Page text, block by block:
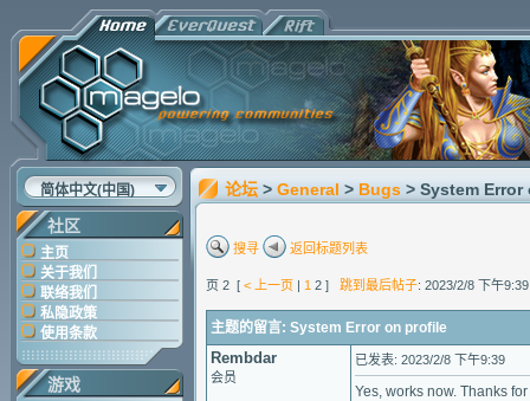
简体中文(中国)
社区
主页
关于我们
联络我们
私隐政策
使用条款
游戏
论坛 > General > Bugs > System
搜寻 返回标题列表
页 2 [ < 上一页 | 1 2 ] 跳到最后帖子: 2023/2/8 下午
主题的留言: System Error on profile
Rembdar
会员
已发表: 2023/2/8 下午9:39
Yes, works now. Thanks